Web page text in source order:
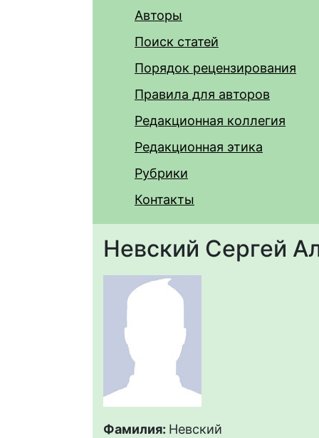
Авторы
Поиск статей
Порядок рецензирования
Правила для авторов
Редакционная коллегия
Редакционная этика
Рубрики
Контакты
Невский Сергей
Фамилия: Невский